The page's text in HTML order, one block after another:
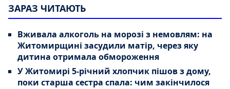
ЗАРАЗ ЧИТАЮТЬ
Вживала алкоголь на морозі з немовлям: на
Житомирщині засудили матір, через яку
дитина отримала обмороження
У Житомирі 5-річний хлопчик пішов з дому,
поки старша сестра спала: чим закінчилося